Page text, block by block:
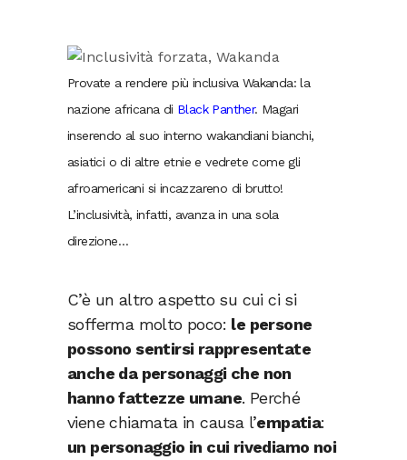
Provate a rendere più inclusiva Wakanda: la
nazione africana di Black Panther. Magari
inserendo al suo interno wakandiani bianchi,
asiatici o di altre etnie e vedrete come gli
afroamericani si incazzareno di brutto!
L’inclusività, infatti, avanza in una sola
direzione…
C’è un altro aspetto su cui ci si
sofferma molto poco: le persone
possono sentirsi rappresentate
anche da personaggi che non
hanno fattezze umane. Perché
viene chiamata in causa l’empatia:
un personaggio in cui rivediamo noi